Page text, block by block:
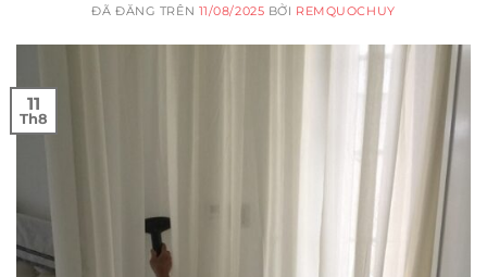
ĐÃ ĐĂNG TRÊN 11/08/2025 BỞI REMQUOCHUY
11
Th8